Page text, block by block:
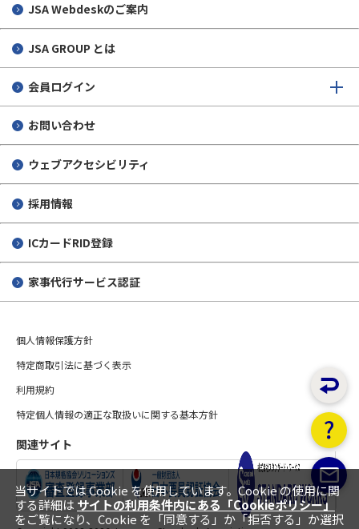
JSA Webdeskのご案内
JSA GROUP とは
会員ログイン
お問い合わせ
ウェブアクセシビリティ
採用情報
ICカードRID登録
家事代行サービス認証
個人情報保護方針
特定商取引法に基づく表示
利用規約
特定個人情報の適正な取扱いに関する基本方針
関連サイト
当サイトでは Cookie を使用しています。Cookie の使用に関
する詳細は サイトの利用条件内にある「Cookieポリシー」
をご覧になり、Cookie を「同意する」か「拒否する」か選択